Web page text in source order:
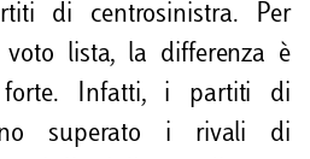
di centrosinistra. Per
lista, la differenza è
Infatti, i partiti di
superato i rivali di